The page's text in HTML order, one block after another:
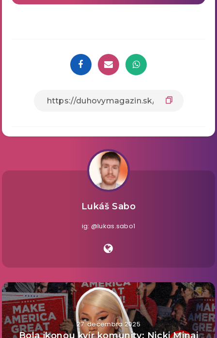
Lukáš Sabo
ig: @lukas.sabo1
27. decembra 2025
Bola ikonou kvír komunity: Nicki Minaj